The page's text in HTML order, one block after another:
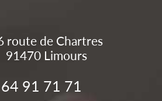
route de Chartres
91470 Limours
91 71 71